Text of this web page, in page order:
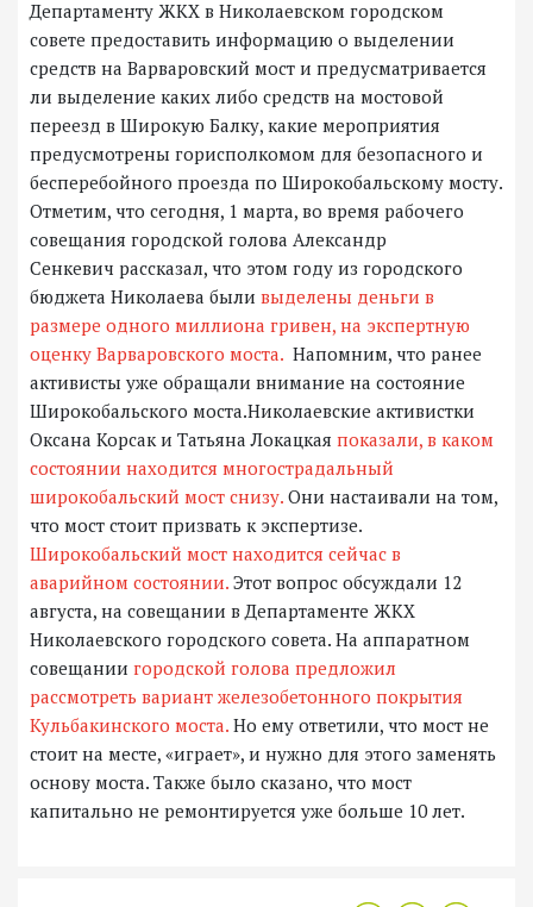
Департаменту ЖКХ в Николаевском городском
совете предоставить информацию о выделении
средств на Варваровский мост и предусматривается
ли выделение каких либо средств на мостовой
переезд в Широкую Балку, какие мероприятия
предусмотрены горисполкомом для безопасного и
бесперебойного проезда по Широкобальскому мосту.
Отметим, что сегодня, 1 марта, во время рабочего
совещания городской голова Александр
Сенкевич рассказал, что этом году из городского
бюджета Николаева были выделены деньги в
размере одного миллиона гривен, на экспертную
оценку Варваровского моста. Напомним, что ранее
активисты уже обращали внимание на состояние
Широкобальского моста.Николаевские активистки
Оксана Корсак и Татьяна Локацкая показали, в каком
состоянии находится многострадальный
широкобальский мост снизу. Они настаивали на том,
что мост стоит призвать к экспертизе.
Широкобальский мост находится сейчас в
аварийном состоянии. Этот вопрос обсуждали 12
августа, на совещании в Департаменте ЖКХ
Николаевского городского совета. На аппаратном
совещании городской голова предложил
рассмотреть вариант железобетонного покрытия
Кульбакинского моста. Но ему ответили, что мост не
стоит на месте, «играет», и нужно для этого заменять
основу моста. Также было сказано, что мост
капитально не ремонтируется уже больше 10 лет.